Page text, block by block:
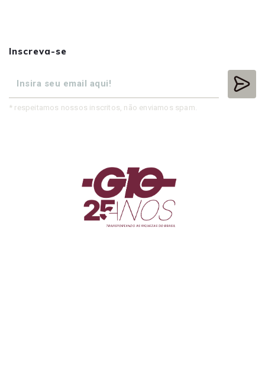
Inscreva-se
* respeitamos nossos inscritos, não enviamos spam.